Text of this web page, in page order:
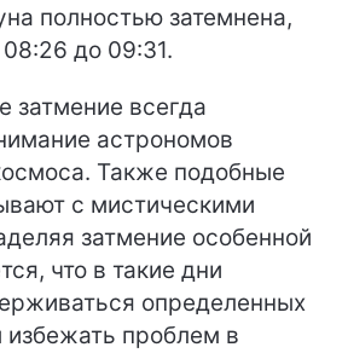
полностью затемнена,
до 09:31.
затмение всегда
астрономов
Также подобные
с мистическими
затмение особенной
что в такие дни
определенных
избежать проблем в